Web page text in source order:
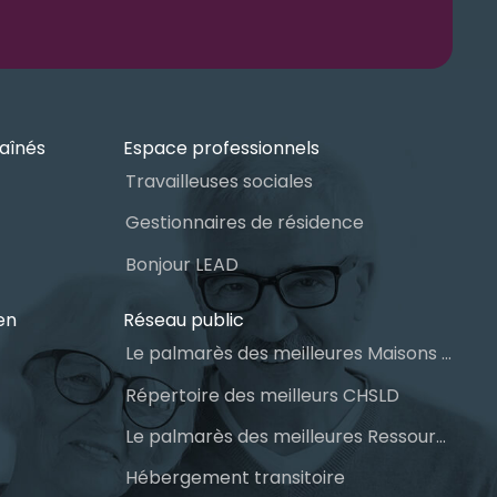
Espace professionnels
Travailleuses sociales
Gestionnaires de résidence
Bonjour LEAD
Réseau public
Le palmarès des meilleures Maisons des aînés du Québec
Répertoire des meilleurs CHSLD
Le palmarès des meilleures Ressources Intermédiaires (RI)
Hébergement transitoire